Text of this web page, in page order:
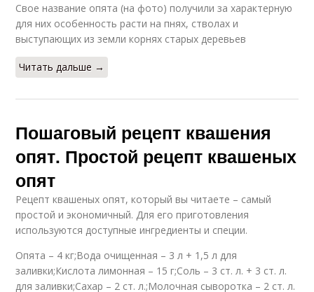
Свое название опята (на фото) получили за характерную
для них особенность расти на пнях, стволах и
выступающих из земли корнях старых деревьев
Читать дальше →
Пошаговый рецепт квашения
опят. Простой рецепт квашеных
опят
Рецепт квашеных опят, который вы читаете – самый
простой и экономичный. Для его приготовления
используются доступные ингредиенты и специи.
Опята – 4 кг;Вода очищенная – 3 л + 1,5 л для
заливки;Кислота лимонная – 15 г;Соль – 3 ст. л. + 3 ст. л.
для заливки;Сахар – 2 ст. л.;Молочная сыворотка – 2 ст. л.